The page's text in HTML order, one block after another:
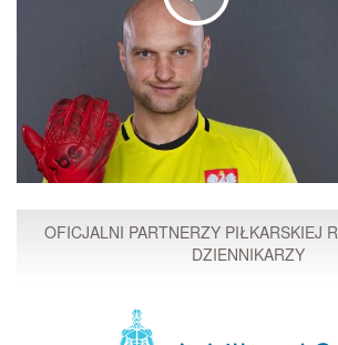
OFICJALNI PARTNERZY PIŁKARSKIEJ
DZIENNIKARZY